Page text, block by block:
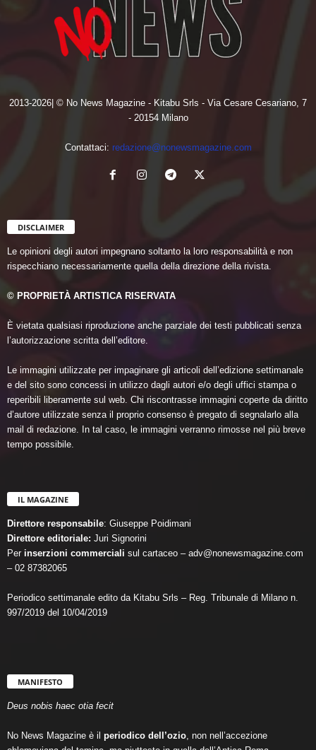
2013-2026| © No News Magazine - Kitabu Srls - Via Cesare Cesariano, 7
- 20154 Milano
Contattaci: redazione@nonewsmagazine.com
DISCLAIMER
Le opinioni degli autori impegnano soltanto la loro responsabilità e non
rispecchiano necessariamente quella della direzione della rivista.
© PROPRIETÀ ARTISTICA RISERVATA
È vietata qualsiasi riproduzione anche parziale dei testi pubblicati senza
l’autorizzazione scritta dell’editore.
Le immagini utilizzate per impaginare gli articoli dell’edizione settimanale
e del sito sono concessi in utilizzo dagli autori e/o degli uffici stampa o
reperibili liberamente sul web. Chi riscontrasse immagini coperte da diritto
d’autore utilizzate senza il proprio consenso è pregato di segnalarlo alla
mail di redazione. In tal caso, le immagini verranno rimosse nel più breve
tempo possibile.
IL MAGAZINE
Direttore responsabile: Giuseppe Poidimani
Direttore editoriale: Juri Signorini
Per inserzioni commerciali sul cartaceo – adv@nonewsmagazine.com
– 02 87382065
Periodico settimanale edito da Kitabu Srls – Reg. Tribunale di Milano n.
997/2019 del 10/04/2019
MANIFESTO
Deus nobis haec otia fecit
No News Magazine è il periodico dell’ozio , non nell’accezione